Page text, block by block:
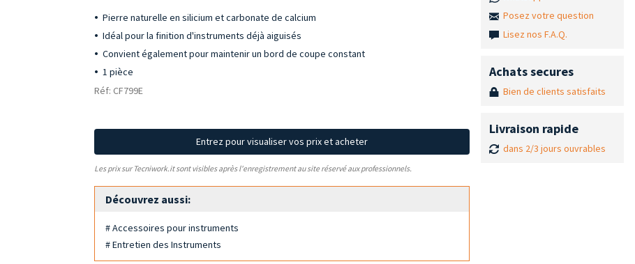
Pierre naturelle en silicium et carbonate de calcium
Idéal pour la finition d'instruments déjà aiguisés
Convient également pour maintenir un bord de coupe constant
1 pièce
Réf: CF799E
Entrez pour visualiser vos prix et acheter
Les prix sur Tecniwork.it sont visibles après l'enregistrement au site réservé aux professionnels.
Découvrez aussi:
# Accessoires pour instruments
# Entretien des Instruments
Posez votre question
Lisez nos F.A.Q.
Achats secures
Bien de clients satisfaits
Livraison rapide
dans 2/3 jours ouvrables